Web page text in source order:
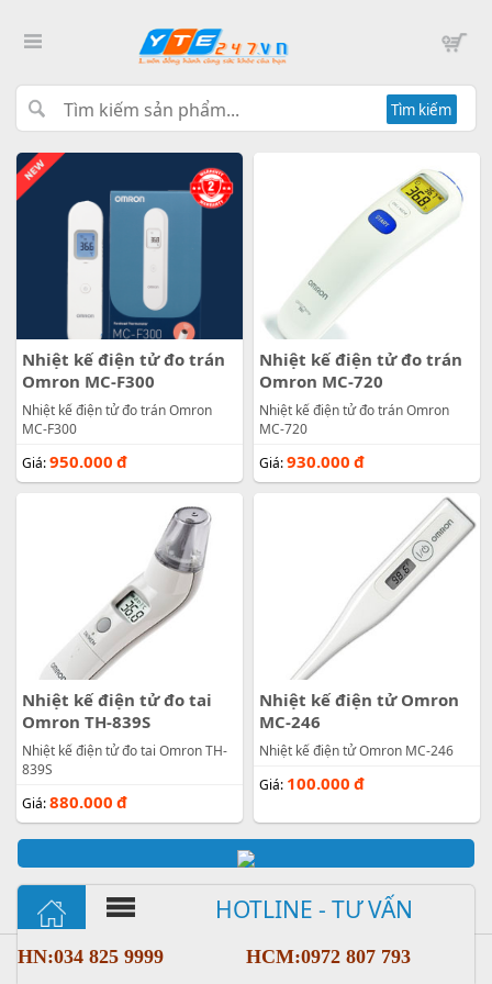
Tìm kiếm
HOTLINE - TƯ VẤN
HN:034 825 9999 HCM:0972 807 793
Nhiệt kế điện tử đo trán
Omron MC-F300
Nhiệt kế điện tử đo trán Omron
MC-F300
Giá:950.000 đ
Nhiệt kế điện tử đo trán
Omron MC-720
Nhiệt kế điện tử đo trán Omron
MC-720
Giá:930.000 đ
Nhiệt kế điện tử đo tai
Omron TH-839S
Nhiệt kế điện tử đo tai Omron TH-
839S
Giá:880.000 đ
Nhiệt kế điện tử Omron
MC-246
Nhiệt kế điện tử Omron MC-246
Giá: 100.000 đ